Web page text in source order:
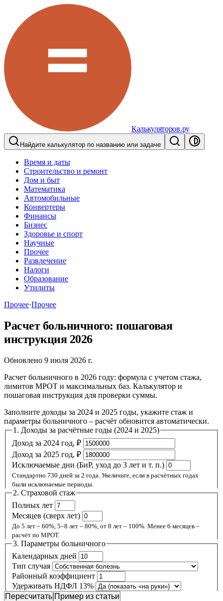
Калькуляторов.ру
Найдите калькулятор по названию или задаче
Время и даты
Строительство и ремонт
Дом и быт
Математика
Автомобильные
Конвертеры
Финансы
Бизнес
Здоровье и спорт
Научные
Прочее
Развлечение
Налоги
Образование
Утилиты
Прочее·Прочее
Расчет больничного: пошаговая
инструкция 2026
Обновлено 9 июля 2026 г.
Расчет больничного в 2026 году: формула с учетом стажа,
лимитов МРОТ и максимальных баз. Калькулятор и
пошаговая инструкция для проверки суммы.
Заполните доходы за 2024 и 2025 годы, укажите стаж и
параметры больничного – расчёт обновится автоматически.
1. Доходы за расчётные годы (2024 и 2025)
Доход за 2024 год, ₽
Доход за 2025 год, ₽
Исключаемые дни (БиР, уход до 3 лет и т. п.)
Стандартно 730 дней за 2 года. Увеличьте, если в расчётных годах
были исключаемые периоды.
2. Страховой стаж
Полных лет
Месяцев (сверх лет)
До 5 лет – 60%, 5–8 лет – 80%, от 8 лет – 100%. Менее 6 месяцев –
расчёт по МРОТ.
3. Параметры больничного
Календарных дней
Тип случая
Районный коэффициент
Удерживать НДФЛ 13%
Пересчитать Пример из статьи